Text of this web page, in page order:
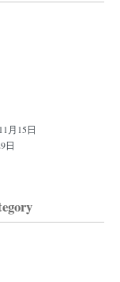
月15日
日